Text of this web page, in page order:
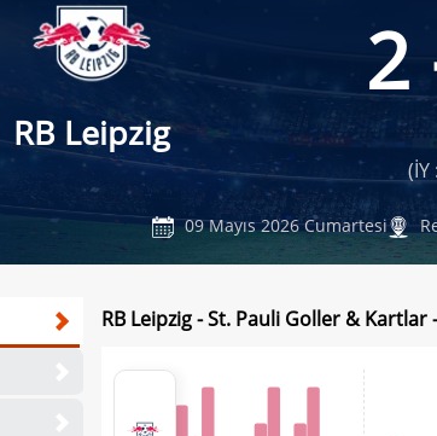
RB Leipzig
2
(İY
09 Mayıs 2026 Cumartesi
RB Leipzig - St. Pauli Goller & Kartlar